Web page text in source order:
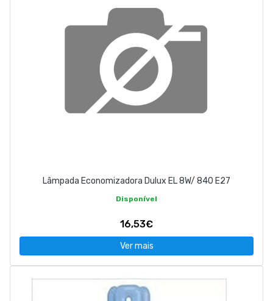
Lâmpada Economizadora Dulux EL 8W/ 840 E27
Disponível
16,53€
Ver mais